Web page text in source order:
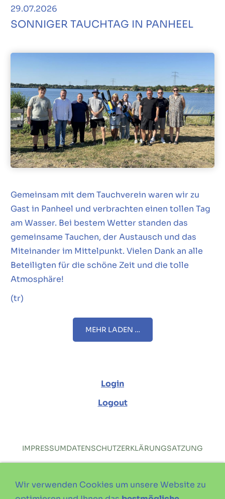
29.07.2026
SONNIGER TAUCHTAG IN PANHEEL
Gemeinsam mit dem Tauchverein waren wir zu
Gast in Panheel und verbrachten einen tollen Tag
am Wasser. Bei bestem Wetter standen das
gemeinsame Tauchen, der Austausch und das
Miteinander im Mittelpunkt. Vielen Dank an alle
Beteiligten für die schöne Zeit und die tolle
Atmosphäre!
(tr)
MEHR LADEN …
Login
Logout
IMPRESSUMDATENSCHUTZERKLÄRUNGSATZUNG
Wir verwenden Cookies um unsere Website zu